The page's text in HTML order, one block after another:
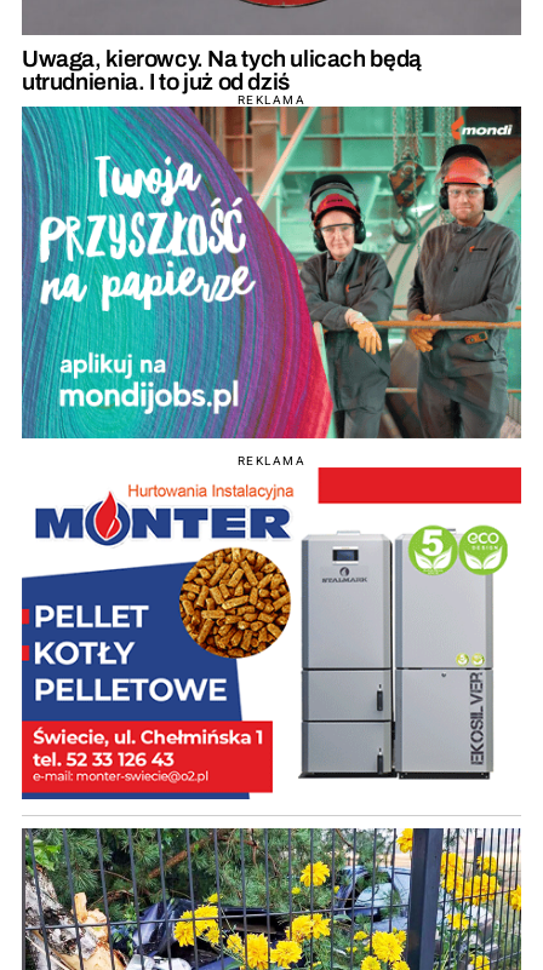
Uwaga, kierowcy. Na tych ulicach będą
utrudnienia. I to już od dziś
REKLAMA
REKLAMA